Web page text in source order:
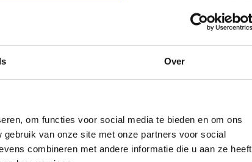
Over
om functies voor social media te bieden en om ons
van onze site met onze partners voor social
combineren met andere informatie die u aan ze heeft
weetjes
op radius:
Kunstschaatsen: 0,2 mm
IJshockeyschaatsen: 0,4 mm